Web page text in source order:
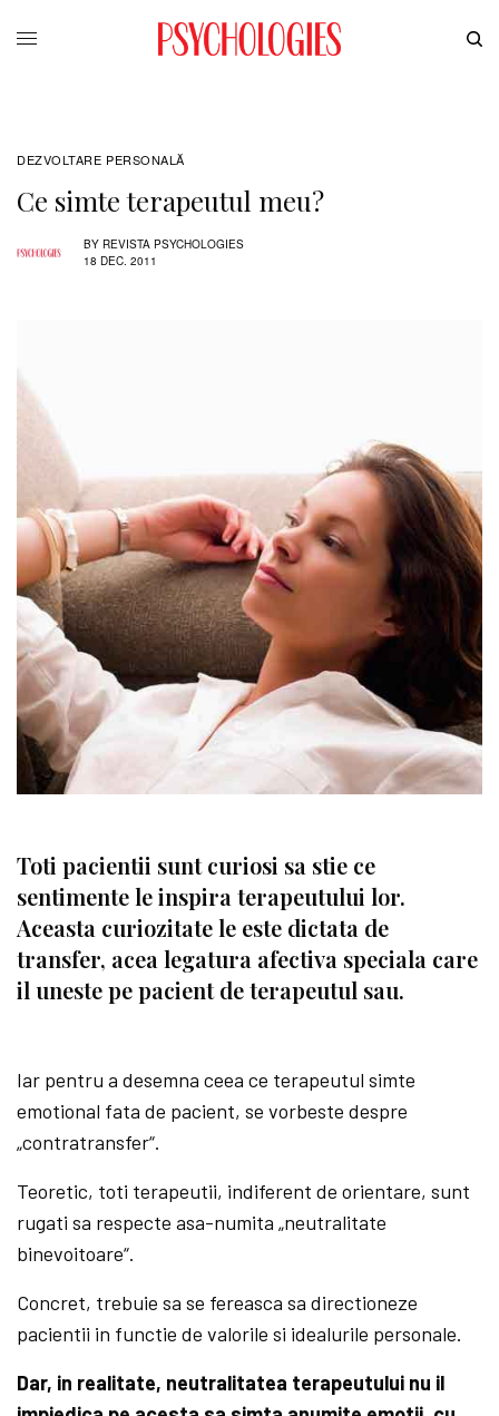
DEZVOLTARE PERSONALĂ
Ce simte terapeutul meu?
BY REVISTA PSYCHOLOGIES
18 DEC. 2011
Toti pacientii sunt curiosi sa stie ce
sentimente le inspira terapeutului lor.
Aceasta curiozitate le este dictata de
transfer, acea legatura afectiva speciala care
il uneste pe pacient de terapeutul sau.
Iar pentru a desemna ceea ce terapeutul simte
emotional fata de pacient, se vorbeste despre
„contratransfer“.
Teoretic, toti terapeutii, indiferent de orientare, sunt
rugati sa respecte asa-numita „neutralitate
binevoitoare“.
Concret, trebuie sa se fereasca sa directioneze
pacientii in functie de valorile si idealurile personale.
Dar, in realitate, neutralitatea terapeutului nu il